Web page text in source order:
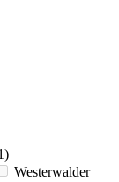
)
Westerwalder